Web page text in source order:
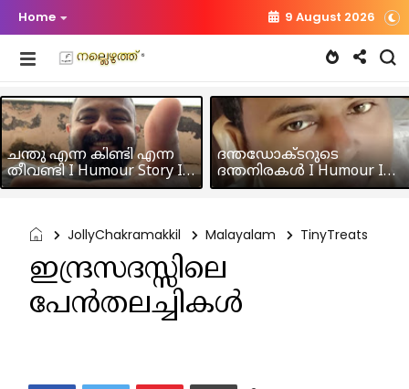
Home 9 August 2026
ചന്തു എന്ന കിണ്ടി എന്ന
തീവണ്ടി I Humour Story I
Rajeev Panicker
ദന്തഡോക്ടറുടെ
ദന്തനിരകൾ I Humour I
Hussain MK
JollyChakramakkil Malayalam TinyTreats
ഇന്ദ്രസദസ്സിലെ
പേൻതലച്ചികൾ